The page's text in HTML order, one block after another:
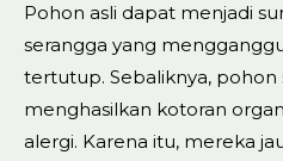
Pohon asli dapat menjadi
serangga yang
tertutup. Sebaliknya, pohon
menghasilkan kotoran
alergi. Karena itu, mereka